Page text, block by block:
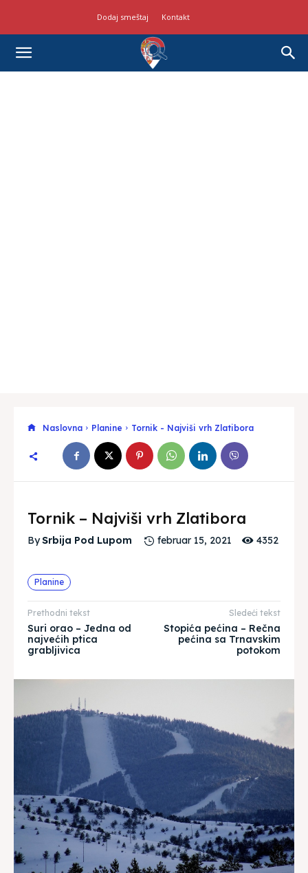
Dodaj smeštaj Kontakt
Naslovna Planine Tornik - Najviši vrh Zlatibora
Tornik – Najviši vrh Zlatibora
BySrbija Pod Lupom februar 15, 2021 4352
Planine
Prethodni tekst
Suri orao – Jedna od
najvećih ptica
grabljivica
Sledeći tekst
Stopića pećina – Rečna
pećina sa Trnavskim
potokom